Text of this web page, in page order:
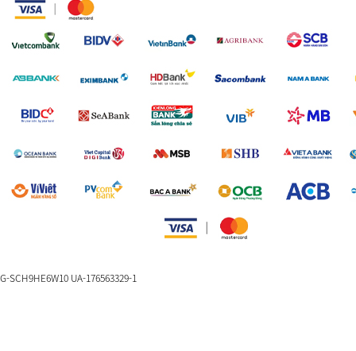
G-SCH9HE6W10 UA-176563329-1